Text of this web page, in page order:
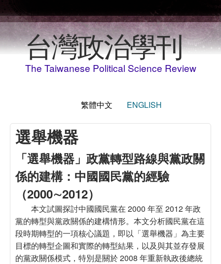
台灣政治學刊
The Taiwanese Political Science Review
繁體中文 ENGLISH
選舉機器
「選舉機器」政黨轉型路線與黨政關
係的建構：中國國民黨的經驗
（2000∼2012）
本文試圖探討中國國民黨在 2000 年至 2012 年政
黨的轉型與黨政關係的建構情形。本文分析國民黨在這
段時期轉型的一項核心議題，即以「選舉機器」為主要
目標的轉型企圖和實際的轉型結果，以及與其並存發展
的黨政關係模式，特別是關於 2008 年重新執政後總統